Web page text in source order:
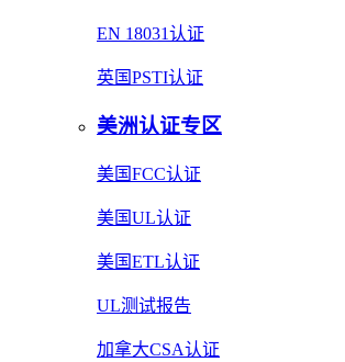
EN 18031认证
英国PSTI认证
美洲认证专区
美国FCC认证
美国UL认证
美国ETL认证
UL测试报告
加拿大CSA认证